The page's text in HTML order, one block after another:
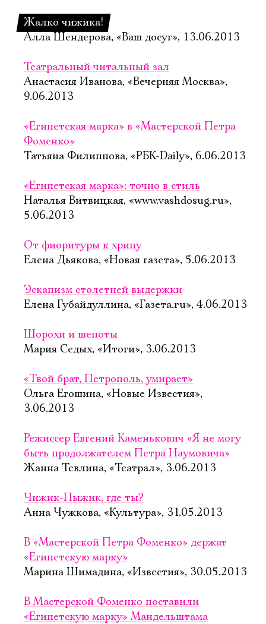
Жалко чижика!
Алла Шендерова, «Ваш досуг», 13.06.2013
Театральный читальный зал
Анастасия Иванова, «Вечерняя Москва»,
9.06.2013
«Египетская марка» в «Мастерской Петра
Фоменко»
Татьяна Филиппова, «РБК-Daily», 6.06.2013
«Египетская марка»: точно в стиль
Наталья Витвицкая, «www.vashdosug.ru»,
5.06.2013
От фиоритуры к хрипу
Елена Дьякова, «Новая газета», 5.06.2013
Эскапизм столетней выдержки
Елена Губайдуллина, «Газета.ru», 4.06.2013
Шорохи и шепоты
Мария Седых, «Итоги», 3.06.2013
«Твой брат, Петрополь, умирает»
Ольга Егошина, «Новые Известия»,
3.06.2013
Режиссер Евгений Каменькович «Я не могу
быть продолжателем Петра Наумовича»
Жанна Тевлина, «Театрал», 3.06.2013
Чижик-Пыжик, где ты?
Анна Чужкова, «Культура», 31.05.2013
В «Мастерской Петра Фоменко» держат
«Египетскую марку»
Марина Шимадина, «Известия», 30.05.2013
В Мастерской Фоменко поставили
«Египетскую марку» Мандельштама